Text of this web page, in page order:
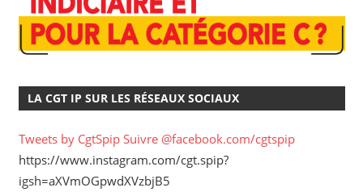
LA CGT IP SUR LES RÉSEAUX SOCIAUX
Tweets by CgtSpip Suivre @facebook.com/cgtspip
https://www.instagram.com/cgt.spip?
igsh=aXVmOGpwdXVzbjB5